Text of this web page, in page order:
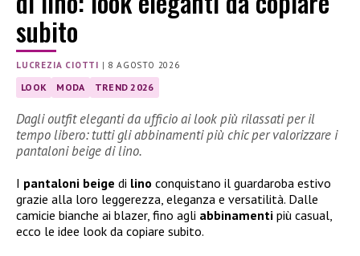
subito
LUCREZIA CIOTTI | 8 AGOSTO 2026
LOOK MODA TREND 2026
Dagli outfit eleganti da ufficio ai look più rilassati per il
tempo libero: tutti gli abbinamenti più chic per valorizzare i
pantaloni beige di lino.
I pantaloni beige di lino conquistano il guardaroba estivo
grazie alla loro leggerezza, eleganza e versatilità. Dalle
camicie bianche ai blazer, fino agli abbinamenti più casual,
ecco le idee look da copiare subito.